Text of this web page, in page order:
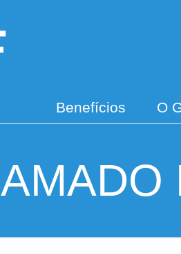
Benefícios O
AMADO